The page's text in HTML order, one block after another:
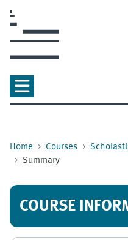
Home Courses
Summary
COURSE